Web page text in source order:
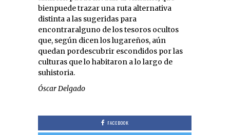
bienpuede trazar una ruta alternativa
distinta a las sugeridas para
encontraralguno de los tesoros ocultos
que, según dicen los lugareños, aún
quedan pordescubrir escondidos por las
culturas que lo habitaron a lo largo de
suhistoria.
Óscar Delgado
FACEBOOK